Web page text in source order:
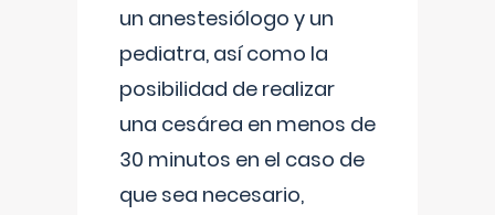
un anestesiólogo y un
pediatra, así como la
posibilidad de realizar
una cesárea en menos de
30 minutos en el caso de
que sea necesario,